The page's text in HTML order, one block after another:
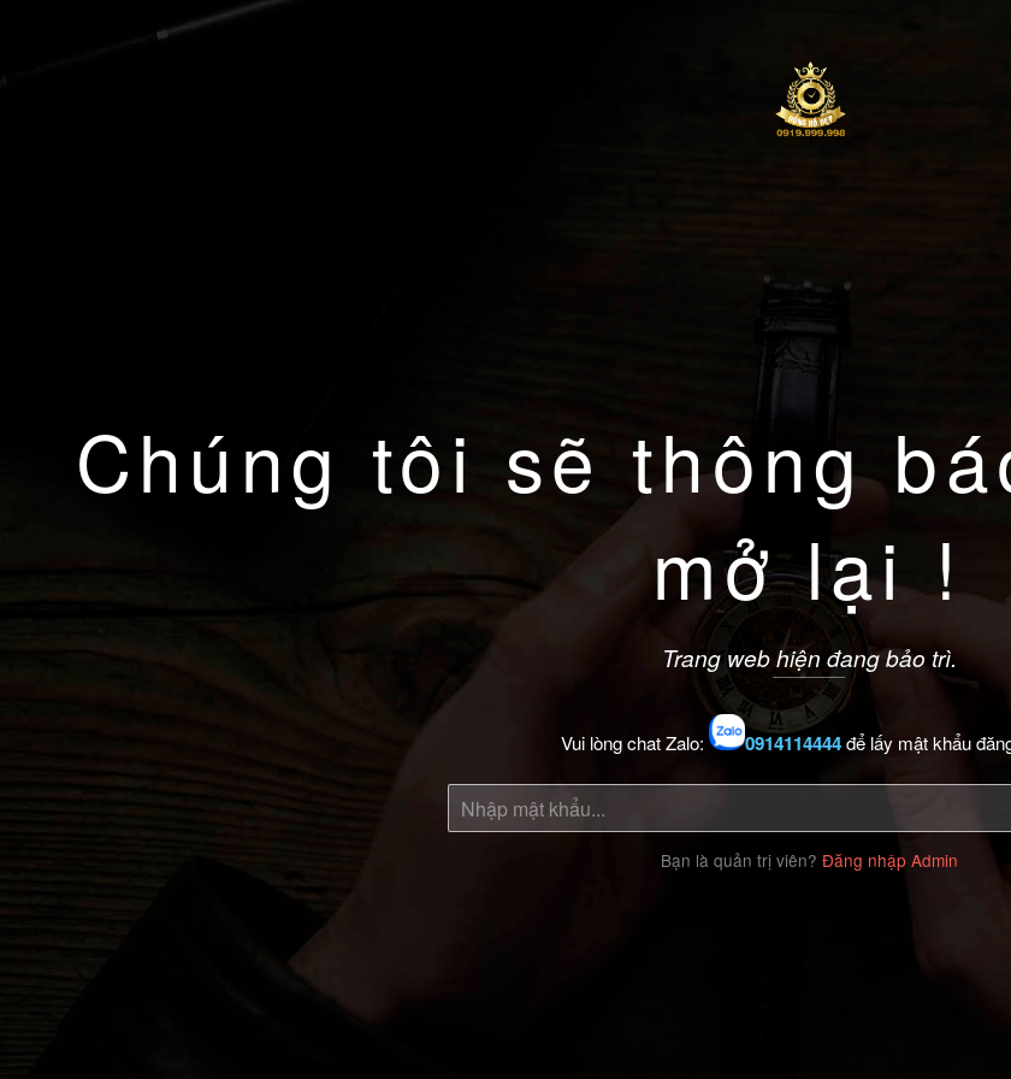
Chúng tôi sẽ thông
mở lại !
Trang web hiện đang bảo trì.
Vui lòng chat Zalo: 0914114444để lấy mật khẩu
Bạn là quản trị viên? Đăng nhập Admin